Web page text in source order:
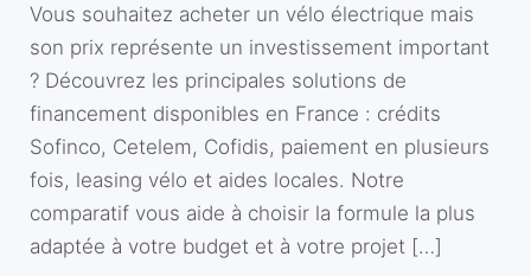
Vous souhaitez acheter un vélo électrique mais
son prix représente un investissement important
? Découvrez les principales solutions de
financement disponibles en France : crédits
Sofinco, Cetelem, Cofidis, paiement en plusieurs
fois, leasing vélo et aides locales. Notre
comparatif vous aide à choisir la formule la plus
adaptée à votre budget et à votre projet […]